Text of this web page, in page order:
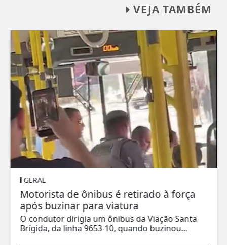
VEJA TAMBÉM
GERAL
Motorista de ônibus é retirado à força
após buzinar para viatura
O condutor dirigia um ônibus da Viação Santa
Brígida, da linha 9653-10, quando buzinou...